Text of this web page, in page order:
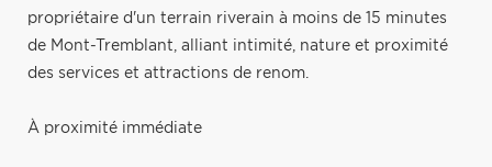
propriétaire d'un terrain riverain à moins de 15 minutes
de Mont-Tremblant, alliant intimité, nature et proximité
des services et attractions de renom.
À proximité immédiate